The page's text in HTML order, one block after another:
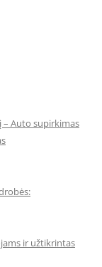
Auto supirkimas
ir užtikrintas